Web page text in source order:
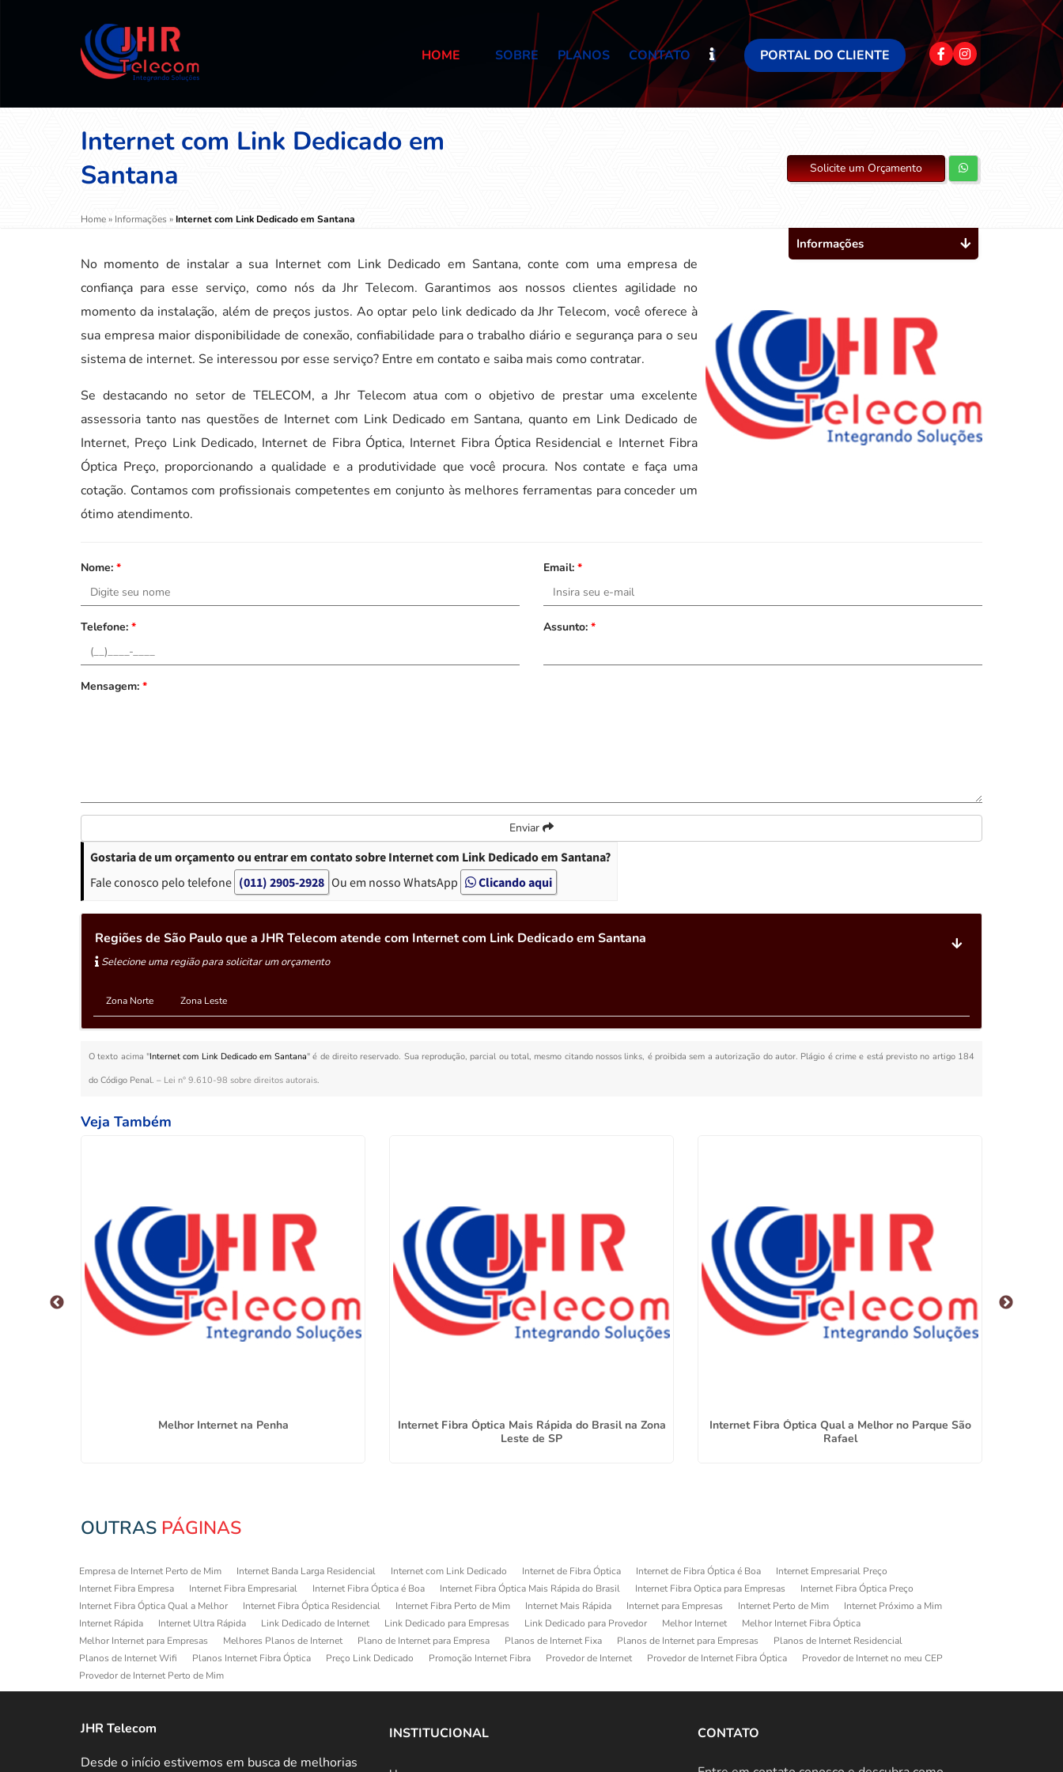
HOME SOBRE PLANOS CONTATO PORTAL DO CLIENTE
Internet com Link Dedicado em
Santana
Home» Informações »Internet com Link Dedicado em Santana
Solicite um Orçamento
No momento de instalar a sua Internet com Link Dedicado em Santana, conte com uma empresa de
confiança para esse serviço, como nós da Jhr Telecom. Garantimos aos nossos clientes agilidade no
momento da instalação, além de preços justos. Ao optar pelo link dedicado da Jhr Telecom, você oferece à
sua empresa maior disponibilidade de conexão, confiabilidade para o trabalho diário e segurança para o seu
sistema de internet. Se interessou por esse serviço? Entre em contato e saiba mais como contratar.
Se destacando no setor de TELECOM, a Jhr Telecom atua com o objetivo de prestar uma excelente
assessoria tanto nas questões de Internet com Link Dedicado em Santana, quanto em Link Dedicado de
Internet, Preço Link Dedicado, Internet de Fibra Óptica, Internet Fibra Óptica Residencial e Internet Fibra
Óptica Preço, proporcionando a qualidade e a produtividade que você procura. Nos contate e faça uma
cotação. Contamos com profissionais competentes em conjunto às melhores ferramentas para conceder um
ótimo atendimento.
Nome: * Email: *
Telefone: * Assunto: *
Mensagem: *
Enviar
Gostaria de um orçamento ou entrar em contato sobre Internet com Link Dedicado em Santana?
Fale conosco pelo telefone (011) 2905-2928 Ou em nosso WhatsApp Clicando aqui
Regiões de São Paulo que a JHR Telecom atende com Internet com Link Dedicado em Santana
Selecione uma região para solicitar um orçamento
Zona Norte Zona Leste
O texto acima "Internet com Link Dedicado em Santana" é de direito reservado. Sua reprodução, parcial ou total, mesmo citando nossos links, é proibida sem a autorização do autor. Plágio é crime e está previsto no artigo 184
do Código Penal. – Lei n° 9.610-98 sobre direitos autorais.
Informações
Veja Também
Melhor Internet na Penha
Internet Fibra Óptica Mais Rápida do Brasil na Zona
Leste de SP
Internet Fibra Óptica Qual a Melhor no Parque São
Rafael
OUTRAS PÁGINAS
Empresa de Internet Perto de Mim Internet Banda Larga Residencial Internet com Link Dedicado Internet de Fibra Óptica Internet de Fibra Óptica é Boa
Internet Empresarial Preço
Internet Fibra Empresa
Internet Fibra Empresarial Internet Fibra Óptica é Boa Internet Fibra Óptica Mais Rápida do Brasil Internet Fibra Optica para Empresas
Internet Fibra Óptica Preço
Internet Fibra Óptica Qual a Melhor
Internet Fibra Óptica Residencial Internet Fibra Perto de Mim Internet Mais Rápida Internet para Empresas Internet Perto de Mim
Internet Próximo a Mim
Internet Rápida
Internet Ultra Rápida Link Dedicado de Internet Link Dedicado para Empresas Link Dedicado para Provedor Melhor Internet
Melhor Internet Fibra Óptica
Melhor Internet para Empresas
Melhores Planos de Internet Plano de Internet para Empresa Planos de Internet Fixa Planos de Internet para Empresas
Planos de Internet Residencial
Planos de Internet Wifi
Planos Internet Fibra Óptica Preço Link Dedicado Promoção Internet Fibra Provedor de Internet Provedor de Internet Fibra Óptica
Provedor de Internet no meu CEP
Provedor de Internet Perto de Mim
JHR Telecom
Desde o início estivemos em busca de melhorias
INSTITUCIONAL CONTATO